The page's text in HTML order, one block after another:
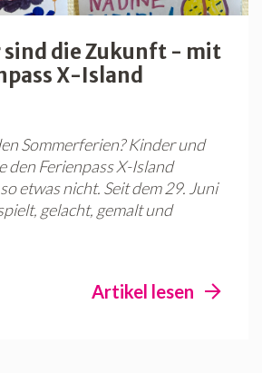
sind die Zukunft - mit
X-Island
Sommerferien? Kinder und
den Ferienpass X-Island
etwas nicht. Seit dem 29. Juni
gelacht, gemalt und
Artikel lesen